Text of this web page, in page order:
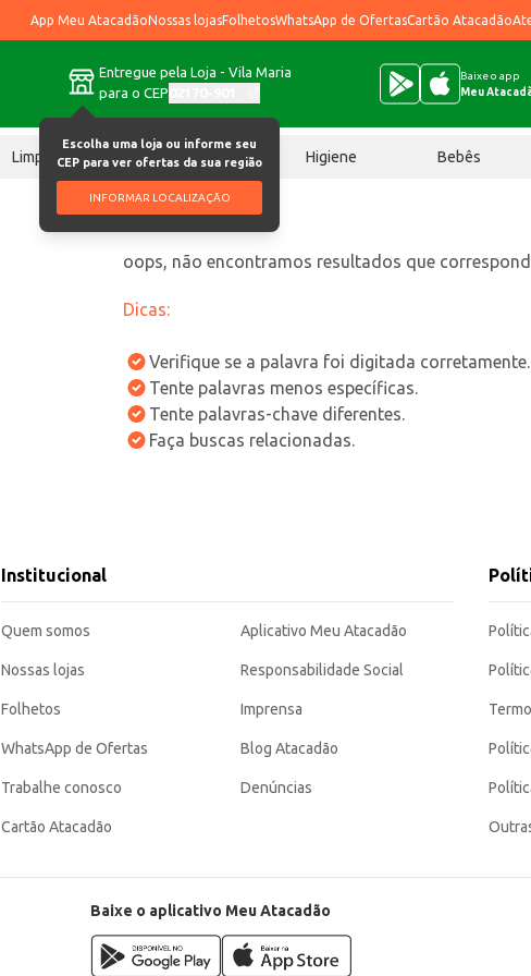
App Meu AtacadãoNossas lojasFolhetosWhatsApp de OfertasCartão Atacadão
Entregue pela Loja - Vila Maria
para o CEP
Escolha uma loja ou informe seu
CEP para ver ofertas da sua região
INFORMAR LOCALIZAÇÃO
Baixe o app
Meu
Limpeza Chocolates Higiene Bebês
oops, não encontramos resultados que
Dicas:
Verifique se a palavra foi digitada corretamente.
Tente palavras menos específicas.
Tente palavras-chave diferentes.
Faça buscas relacionadas.
Institucional
Quem somos
Nossas lojas
Folhetos
WhatsApp de Ofertas
Trabalhe conosco
Cartão Atacadão
Aplicativo Meu Atacadão
Responsabilidade Social
Imprensa
Blog Atacadão
Denúncias
Baixe o aplicativo Meu Atacadão